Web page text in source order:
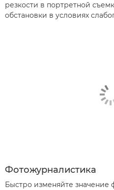
резкости в портретной
обстановки в условиях
Фотожурналистика
Быстро изменяйте значение